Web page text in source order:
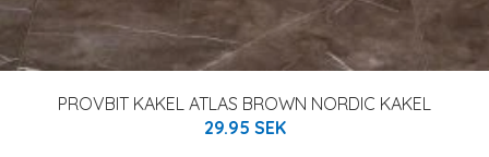
PROVBIT KAKEL ATLAS BROWN NORDIC KAKEL
29.95 SEK